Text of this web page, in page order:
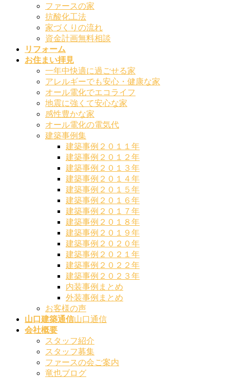
ファースの家
抗酸化工法
家づくりの流れ
資金計画無料相談
リフォーム
お住まい拝見
一年中快適に過ごせる家
アレルギーでも安心・健康な家
オール電化でエコライフ
地震に強くて安心な家
感性豊かな家
オール電化の電気代
建築事例集
建築事例２０１１年
建築事例２０１２年
建築事例２０１３年
建築事例２０１４年
建築事例２０１５年
建築事例２０１６年
建築事例２０１７年
建築事例２０１８年
建築事例２０１９年
建築事例２０２０年
建築事例２０２１年
建築事例２０２２年
建築事例２０２３年
内装事例まとめ
外装事例まとめ
お客様の声
山口建築通信山口通信
会社概要
スタッフ紹介
スタッフ募集
ファースの会ご案内
竜也ブログ